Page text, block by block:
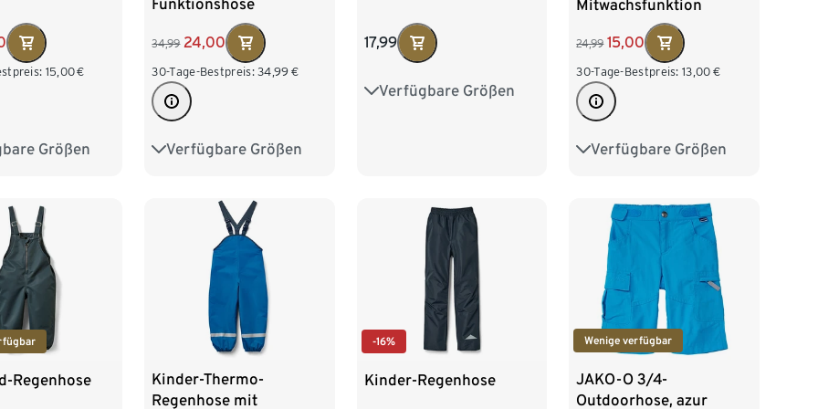
15,00€
Größen
86/92
34,99 24,00
30-Tage-Bestpreis: 34,99 €
Verfügbare Größen
86/92 98/104
17,99
Verfügbare Größen
110/116 122/128
Mitwachsfunktion
24,99 15,00
30-Tage-Bestpreis: 13,00 €
Verfügbare Größen
74/80 86/92
122/128
Regenhose
Kinder-Thermo-
Regenhose mit
-16%
Kinder-Regenhose
Wenige verfügbar
JAKO-O 3/4-
Outdoorhose, azur